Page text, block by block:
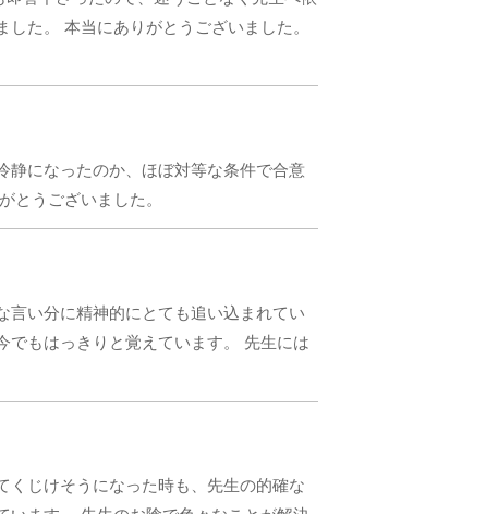
た。 本当にありがとうございました。
静になったのか、ほぼ対等な条件で合意
とうございました。
言い分に精神的にとても追い込まれてい
でもはっきりと覚えています。 先生には
くじけそうになった時も、先生の的確な